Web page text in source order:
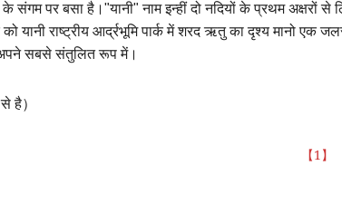
के संगम पर बसा है।"यानी" नाम इन्हीं दो नदियों के प्रथम अक्षरों
यानी राष्ट्रीय आर्द्रभूमि पार्क में शरद ऋतु का दृश्य मानो एक
सबसे संतुलित रूप में।
है）
【1】